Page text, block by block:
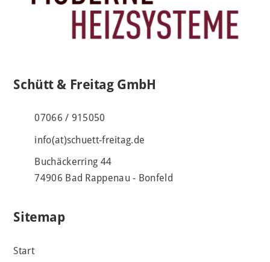
Schütt & Freitag GmbH
07066 / 915050
info(at)schuett-freitag.de
Buchäckerring 44
74906 Bad Rappenau - Bonfeld
Sitemap
Start